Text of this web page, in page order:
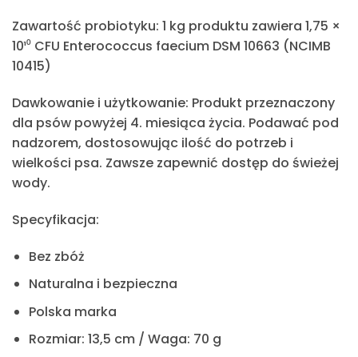
Zawartość probiotyku: 1 kg produktu zawiera 1,75 ×
10¹⁰ CFU Enterococcus faecium DSM 10663 (NCIMB
10415)
Dawkowanie i użytkowanie: Produkt przeznaczony
dla psów powyżej 4. miesiąca życia. Podawać pod
nadzorem, dostosowując ilość do potrzeb i
wielkości psa. Zawsze zapewnić dostęp do świeżej
wody.
Specyfikacja:
Bez zbóż
Naturalna i bezpieczna
Polska marka
Rozmiar: 13,5 cm / Waga: 70 g